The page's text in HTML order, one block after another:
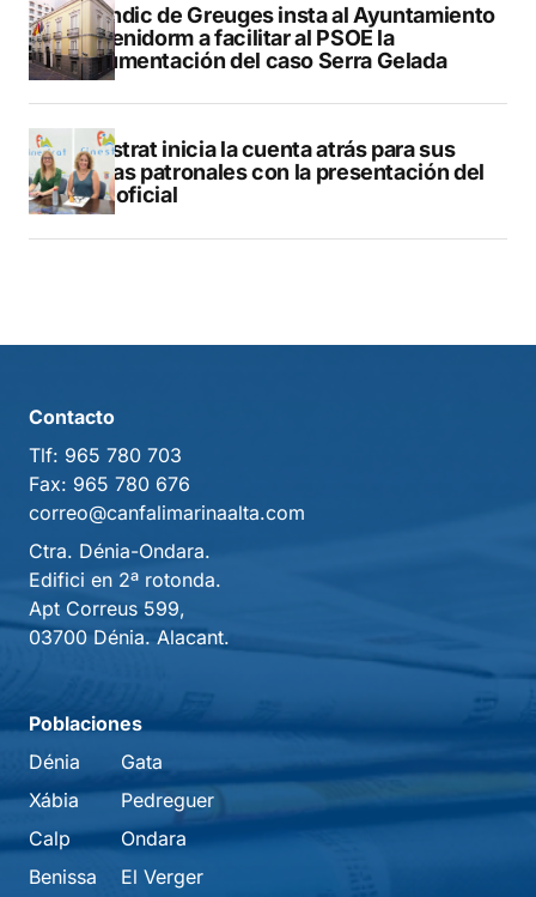
El Síndic de Greuges insta al Ayuntamiento
de Benidorm a facilitar al PSOE la
documentación del caso Serra Gelada
Finestrat inicia la cuenta atrás para sus
fiestas patronales con la presentación del
libro oficial
Contacto
Tlf: 965 780 703
Fax: 965 780 676
correo@canfalimarinaalta.com
Ctra. Dénia-Ondara.
Edifici en 2ª rotonda.
Apt Correus 599,
03700 Dénia. Alacant.
Poblaciones
Dénia
Xábia
Calp
Benissa
Gata
Pedreguer
Ondara
El Verger